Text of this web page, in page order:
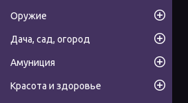
Оружие
Дача, сад, огород
Амуниция
Красота и здоровье